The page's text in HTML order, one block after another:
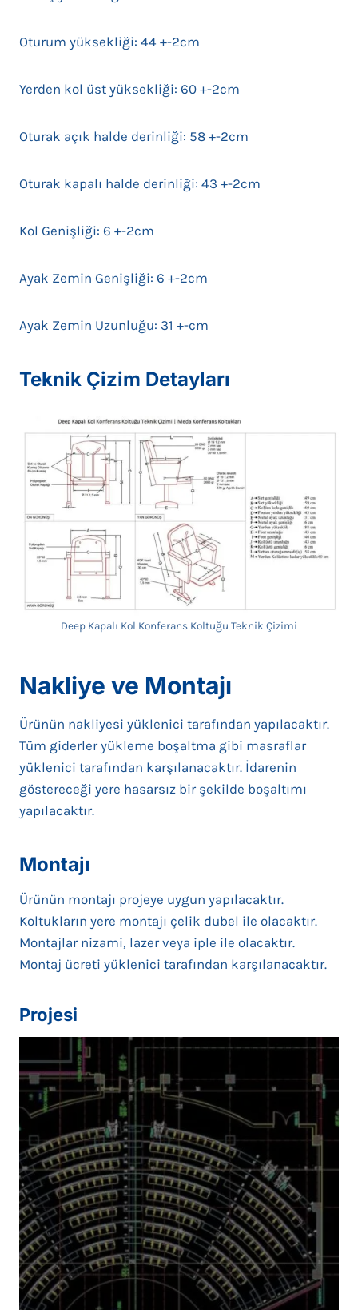
Oturum yüksekliği: 44 +-2cm
Yerden kol üst yüksekliği: 60 +-2cm
Oturak açık halde derinliği: 58 +-2cm
Oturak kapalı halde derinliği: 43 +-2cm
Kol Genişliği: 6 +-2cm
Ayak Zemin Genişliği: 6 +-2cm
Ayak Zemin Uzunluğu: 31 +-cm
Teknik Çizim Detayları
Deep Kapalı Kol Konferans Koltuğu Teknik Çizimi
Nakliye ve Montajı
Ürünün nakliyesi yüklenici tarafından yapılacaktır.
Tüm giderler yükleme boşaltma gibi masraflar
yüklenici tarafından karşılanacaktır. İdarenin
göstereceği yere hasarsız bir şekilde boşaltımı
yapılacaktır.
Montajı
Ürünün montajı projeye uygun yapılacaktır.
Koltukların yere montajı çelik dubel ile olacaktır.
Montajlar nizami, lazer veya iple ile olacaktır.
Montaj ücreti yüklenici tarafından karşılanacaktır.
Projesi